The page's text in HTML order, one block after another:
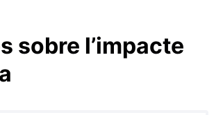
sobre l’impacte